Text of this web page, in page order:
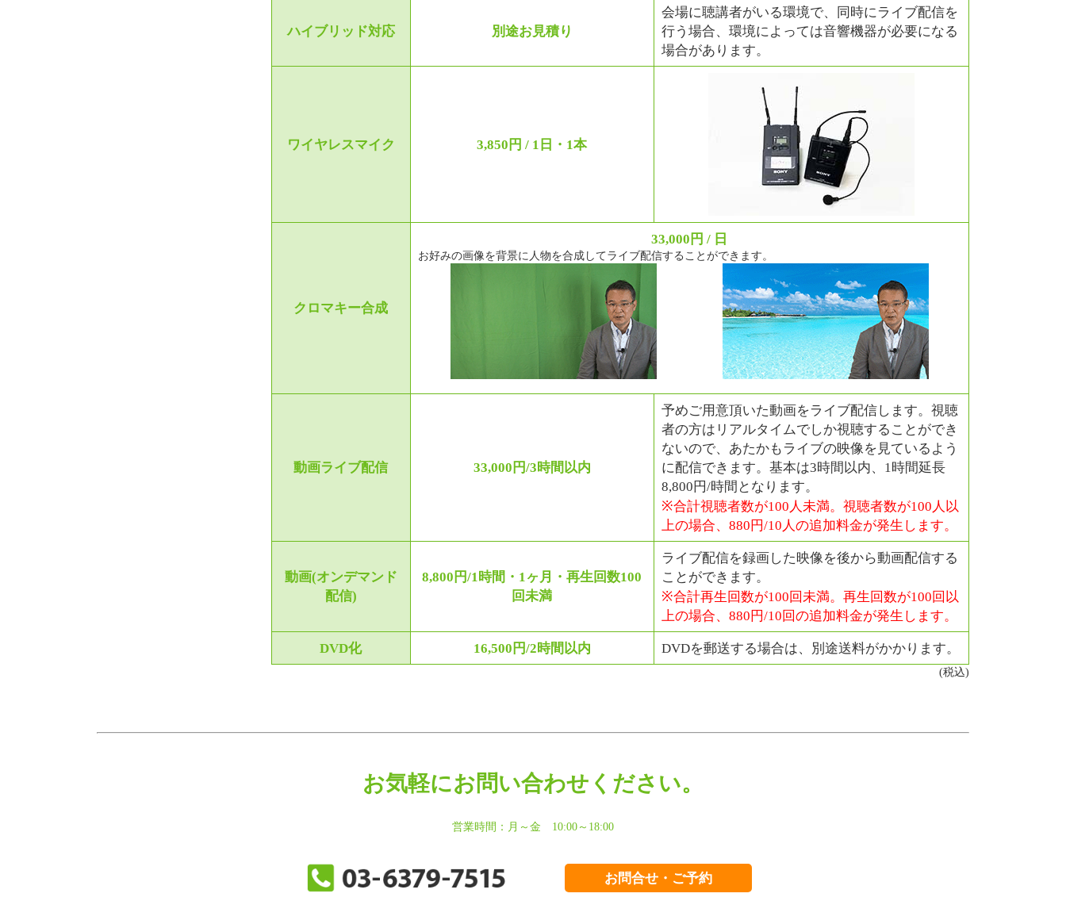
ハイブリッド対応 別途お見積り
会場に聴講者がいる環境で、同時にライブ配信を
行う場合、環境によっては音響機器が必要になる
場合があります。
ワイヤレスマイク 3,850円 / 1日・1本
クロマキー合成
33,000円 / 日
お好みの画像を背景に人物を合成してライブ配信することができます。
動画ライブ配信 33,000円/3時間以内
予めご用意頂いた動画をライブ配信します。視聴
者の方はリアルタイムでしか視聴することができ
ないので、あたかもライブの映像を見ているよう
に配信できます。基本は3時間以内、1時間延長
8,800円/時間となります。
※合計視聴者数が100人未満。視聴者数が100人以
上の場合、880円/10人の追加料金が発生します。
動画(オンデマンド
配信)
8,800円/1時間・1ヶ月・再生回数100
回未満
ライブ配信を録画した映像を後から動画配信する
ことができます。
※合計再生回数が100回未満。再生回数が100回以
上の場合、880円/10回の追加料金が発生します。
DVD化 16,500円/2時間以内 DVDを郵送する場合は、別途送料がかかります。
(税込)
お気軽にお問い合わせください。
営業時間：月～金 10:00～18:00
お問合せ・ ご予約